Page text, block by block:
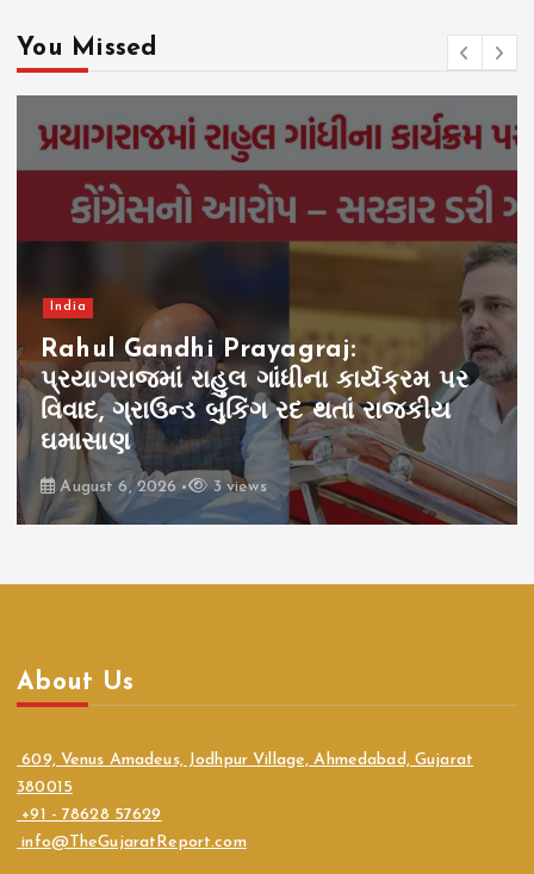
You Missed
India
Rahul Gandhi Prayagraj:
પ્રયાગરાજમાં રાહુલ ગાંધીના કાર્યક્રમ પર
વિવાદ, ગ્રાઉન્ડ બુકિંગ રદ થતાં રાજકીય
ઘમાસાણ
August 6, 2026 3 views
About Us
609, Venus Amadeus, Jodhpur Village, Ahmedabad, Gujarat
380015
+91 - 78628 57629
info@TheGujaratReport.com